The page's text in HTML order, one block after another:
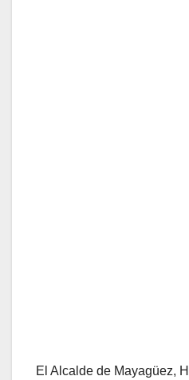
El Alcalde de Mayagüez,